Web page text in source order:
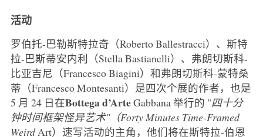
活动
罗伯托-巴勒斯特拉奇（Roberto Ballestracci）、斯特
拉-巴斯蒂安内利（Stella Bastianelli）、弗朗切斯科-
比亚吉尼（Francesco Biagini）和弗朗切斯科-蒙特桑
蒂（Francesco Montesanti）是四次个展的作者，也是
5 月 24 日在Bottega d’ArteGabbana 举行的 "四十分
钟时间框架怪异艺术"（Forty Minutes Time-Framed
WeirdArt）速写活动的主角，他们将在斯特拉-伯恩